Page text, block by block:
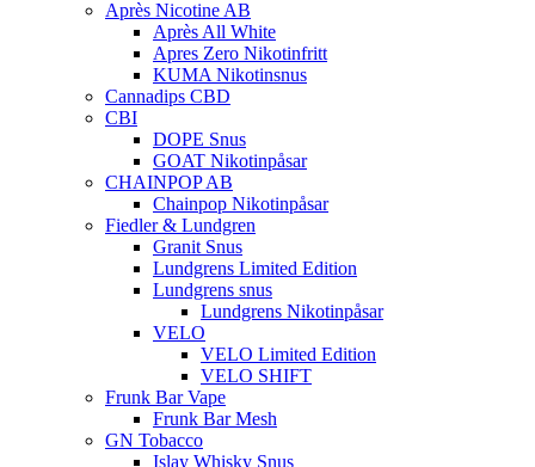
Après Nicotine AB
Après All White
Apres Zero Nikotinfritt
KUMA Nikotinsnus
Cannadips CBD
CBI
DOPE Snus
GOAT Nikotinpåsar
CHAINPOP AB
Chainpop Nikotinpåsar
Fiedler & Lundgren
Granit Snus
Lundgrens Limited Edition
Lundgrens snus
Lundgrens Nikotinpåsar
VELO
VELO Limited Edition
VELO SHIFT
Frunk Bar Vape
Frunk Bar Mesh
GN Tobacco
Islay Whisky Snus